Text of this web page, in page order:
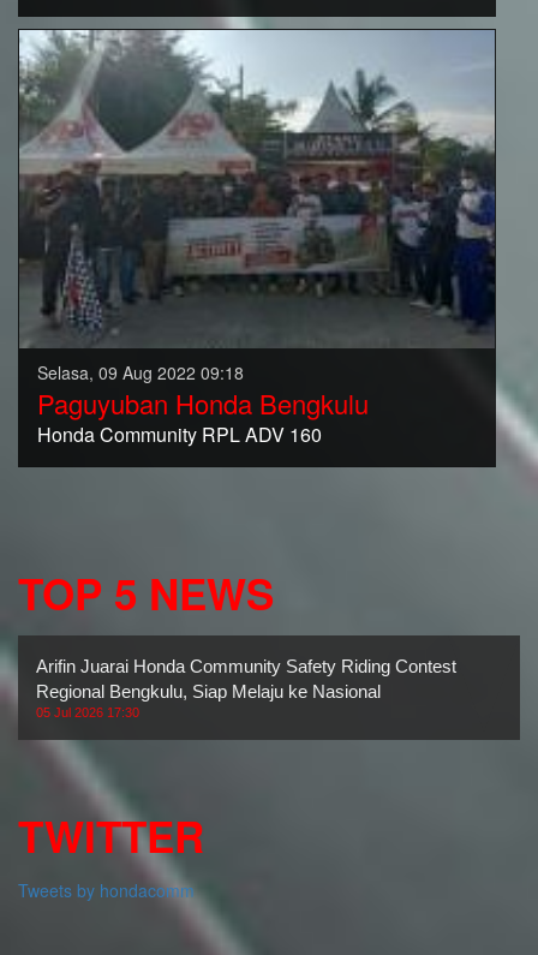
Selasa, 09 Aug 2022 09:18
Paguyuban Honda Bengkulu
Honda Community RPL ADV 160
TOP 5 NEWS
Arifin Juarai Honda Community Safety Riding Contest
Regional Bengkulu, Siap Melaju ke Nasional
05 Jul 2026 17:30
TWITTER
Tweets by hondacomm